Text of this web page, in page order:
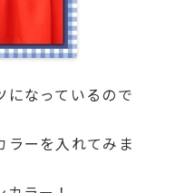
になっているので
ラーを入れてみま